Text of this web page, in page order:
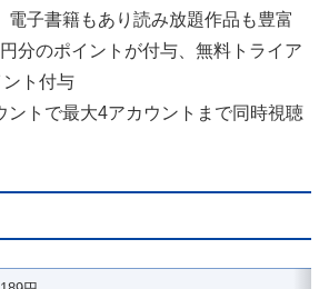
電子書籍もあり読み放題作品も豊富
分のポイントが付与、無料トライア
ト付与
ントで最大4アカウントまで同時視聴